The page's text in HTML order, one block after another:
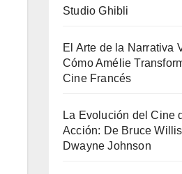
Studio Ghibli
El Arte de la Narrativa
Cómo Amélie
Cine Francés
La Evolución del Cine
Acción: De Bruce
Dwayne Johnson